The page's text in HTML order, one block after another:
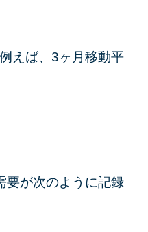
えば、3ヶ月移動平
要が次のように記録